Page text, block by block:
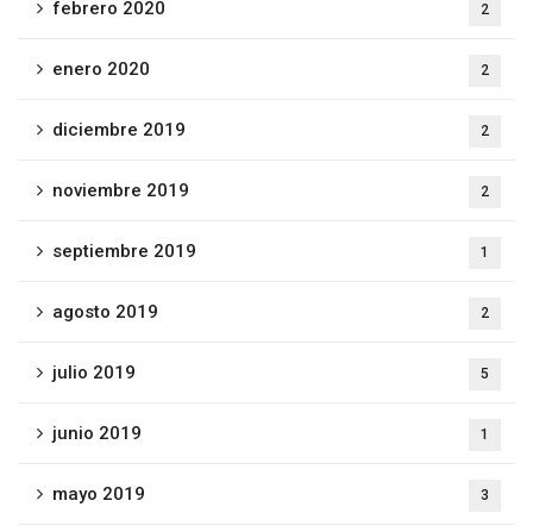
febrero 2020 2
enero 2020 2
diciembre 2019 2
noviembre 2019 2
septiembre 2019 1
agosto 2019 2
julio 2019 5
junio 2019 1
mayo 2019 3